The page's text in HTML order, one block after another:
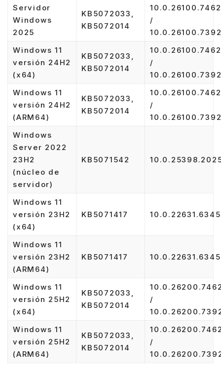
Servidor
Windows
2025
KB5072033,
KB5072014
10.0.26100.7462
/
Windows 11
versión 24H2
(x64)
KB5072033,
KB5072014
10.0.26100.7462
/
Windows 11
versión 24H2
(ARM64)
KB5072033,
KB5072014
10.0.26100.7462
/
Windows
Server 2022
23H2
(núcleo de
servidor)
KB5071542
Windows 11
versión 23H2
(x64)
KB5071417 10.0.22631.6345
Windows 11
versión 23H2
(ARM64)
KB5071417 10.0.22631.6345
Windows 11
versión 25H2
(x64)
KB5072033,
KB5072014
/
Windows 11
versión 25H2
(ARM64)
KB5072033,
KB5072014
/